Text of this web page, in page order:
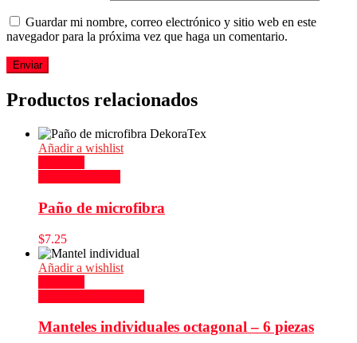
Guardar mi nombre, correo electrónico y sitio web en este
navegador para la próxima vez que haga un comentario.
Productos relacionados
Añadir a wishlist
Paño de microfibra
$7.25
Añadir a wishlist
Manteles individuales octagonal – 6 piezas